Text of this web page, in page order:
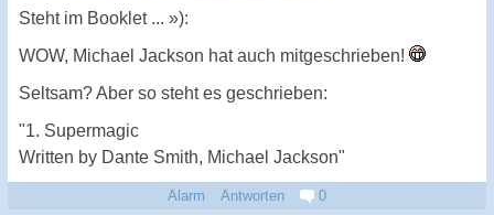
Steht im Booklet ... »):
WOW, Michael Jackson hat auch mitgeschrieben!
Seltsam? Aber so steht es geschrieben:
"1. Supermagic
Written by Dante Smith, Michael Jackson"
Alarm Antworten 0